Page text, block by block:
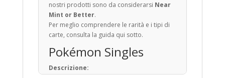
nostri prodotti sono da considerarsi Near
Mint or Better.
Per meglio comprendere le rarità e i tipi di
carte, consulta la guida qui sotto.
Pokémon Singles
Descrizione: